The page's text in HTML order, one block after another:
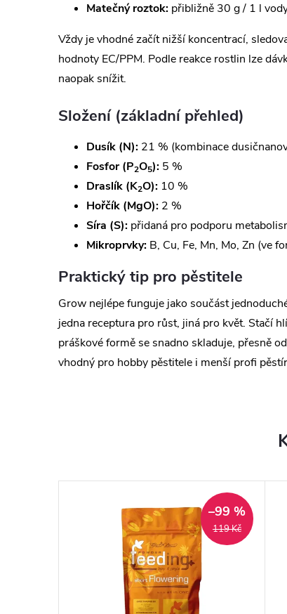
Matečný roztok: přibližně 30 g / 1 l
Vždy je vhodné začít nižší koncentrací,
hodnoty EC/PPM. Podle reakce rostlin lze
naopak snížit.
Složení (základní přehled)
Dusík (N): 21 % (kombinace
Fosfor (P2O5): 5 %
Draslík (K2O): 10 %
Hořčík (MgO): 2 %
Síra (S): přidaná pro podporu
Mikroprvky: B, Cu, Fe, Mn, Mo, Zn (ve
Praktický tip pro pěstitele
Grow nejlépe funguje jako součást
jedna receptura pro růst, jiná pro květ. Stačí
práškové formě se snadno skladuje, přesně
vhodný pro hobby pěstitele i menší profi
119 Kč
–99 %